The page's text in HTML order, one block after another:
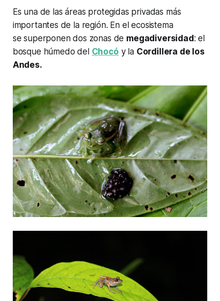
Es una de las áreas protegidas privadas más
importantes de la región. En el ecosistema
se superponen dos zonas de megadiversidad: el
bosque húmedo del Chocó y la Cordillera de los
Andes.